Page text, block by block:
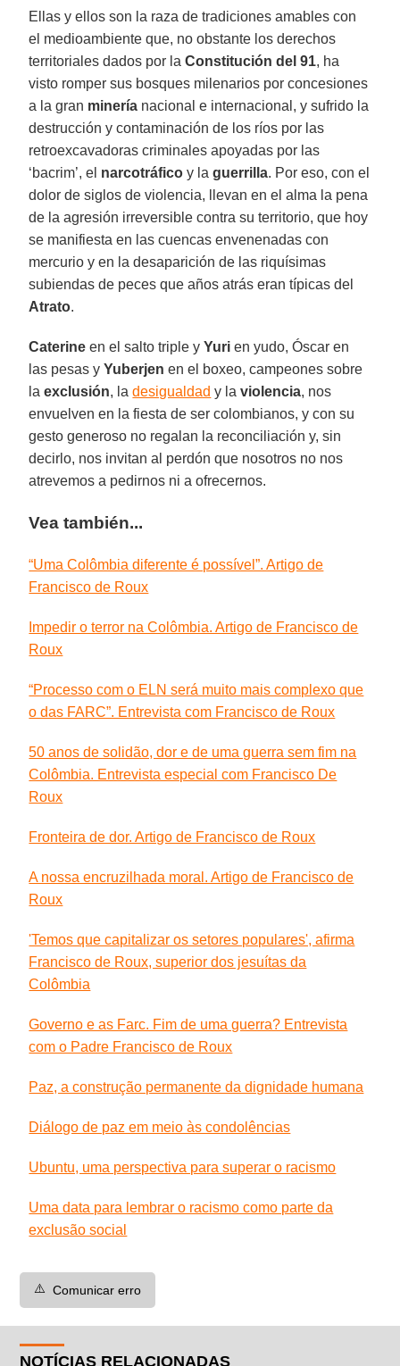
Ellas y ellos son la raza de tradiciones amables con
el medioambiente que, no obstante los derechos
territoriales dados por laConstitución del 91, ha
visto romper sus bosques milenarios por concesiones
a la gran minería nacional e internacional, y sufrido la
destrucción y contaminación de los ríos por las
retroexcavadoras criminales apoyadas por las
‘bacrim’, el narcotráfico y laguerrilla. Por eso, con el
dolor de siglos de violencia, llevan en el alma la pena
de la agresión irreversible contra su territorio, que hoy
se manifiesta en las cuencas envenenadas con
mercurio y en la desaparición de las riquísimas
subiendas de peces que años atrás eran típicas del
Atrato.
Caterine en el salto triple yYuri en yudo, Óscar en
las pesas yYuberjen en el boxeo, campeones sobre
laexclusión, ladesigualdad y laviolencia, nos
envuelven en la fiesta de ser colombianos, y con su
gesto generoso no regalan la reconciliación y, sin
decirlo, nos invitan al perdón que nosotros no nos
atrevemos a pedirnos ni a ofrecernos.
Vea también...
“Uma Colômbia diferente é possível”. Artigo de
Francisco de Roux
Impedir o terror na Colômbia. Artigo de Francisco de
Roux
“Processo com o ELN será muito mais complexo que
o das FARC”. Entrevista com Francisco de Roux
50 anos de solidão, dor e de uma guerra sem fim na
Colômbia. Entrevista especial com Francisco De
Roux
Fronteira de dor. Artigo de Francisco de Roux
A nossa encruzilhada moral. Artigo de Francisco de
Roux
'Temos que capitalizar os setores populares', afirma
Francisco de Roux, superior dos jesuítas da
Colômbia
Governo e as Farc. Fim de uma guerra? Entrevista
com o Padre Francisco de Roux
Paz, a construção permanente da dignidade humana
Diálogo de paz em meio às condolências
Ubuntu, uma perspectiva para superar o racismo
Uma data para lembrar o racismo como parte da
exclusão social
⚠️ Comunicar erro
NOTÍCIAS RELACIONADAS